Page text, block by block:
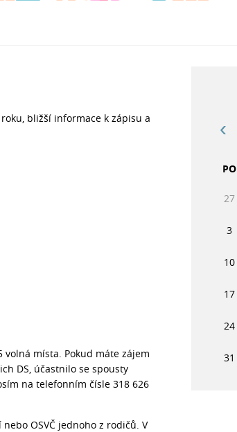
bližší informace k zápisu a
místa. Pokud máte zájem
DS, účastnilo se spousty
na telefonním čísle 318 626
OSVČ jednoho z rodičů. V
PO
27
3
10
17
24
31